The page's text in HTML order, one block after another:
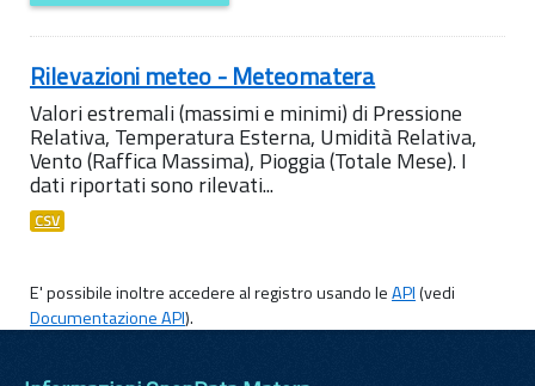
Rilevazioni meteo - Meteomatera
Valori estremali (massimi e minimi) di Pressione
Relativa, Temperatura Esterna, Umidità Relativa,
Vento (Raffica Massima), Pioggia (Totale Mese). I
dati riportati sono rilevati...
CSV
E' possibile inoltre accedere al registro usando leAPI(vedi
Documentazione API).